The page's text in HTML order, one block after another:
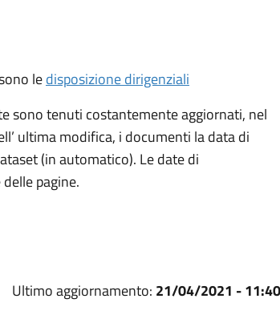
ledisposizione dirigenziali
sono tenuti costantemente aggiornati, nel
ultima modifica, i documenti la data di
(in automatico). Le date di
pagine.
Ultimo aggiornamento: 21/04/2021 - 11:40